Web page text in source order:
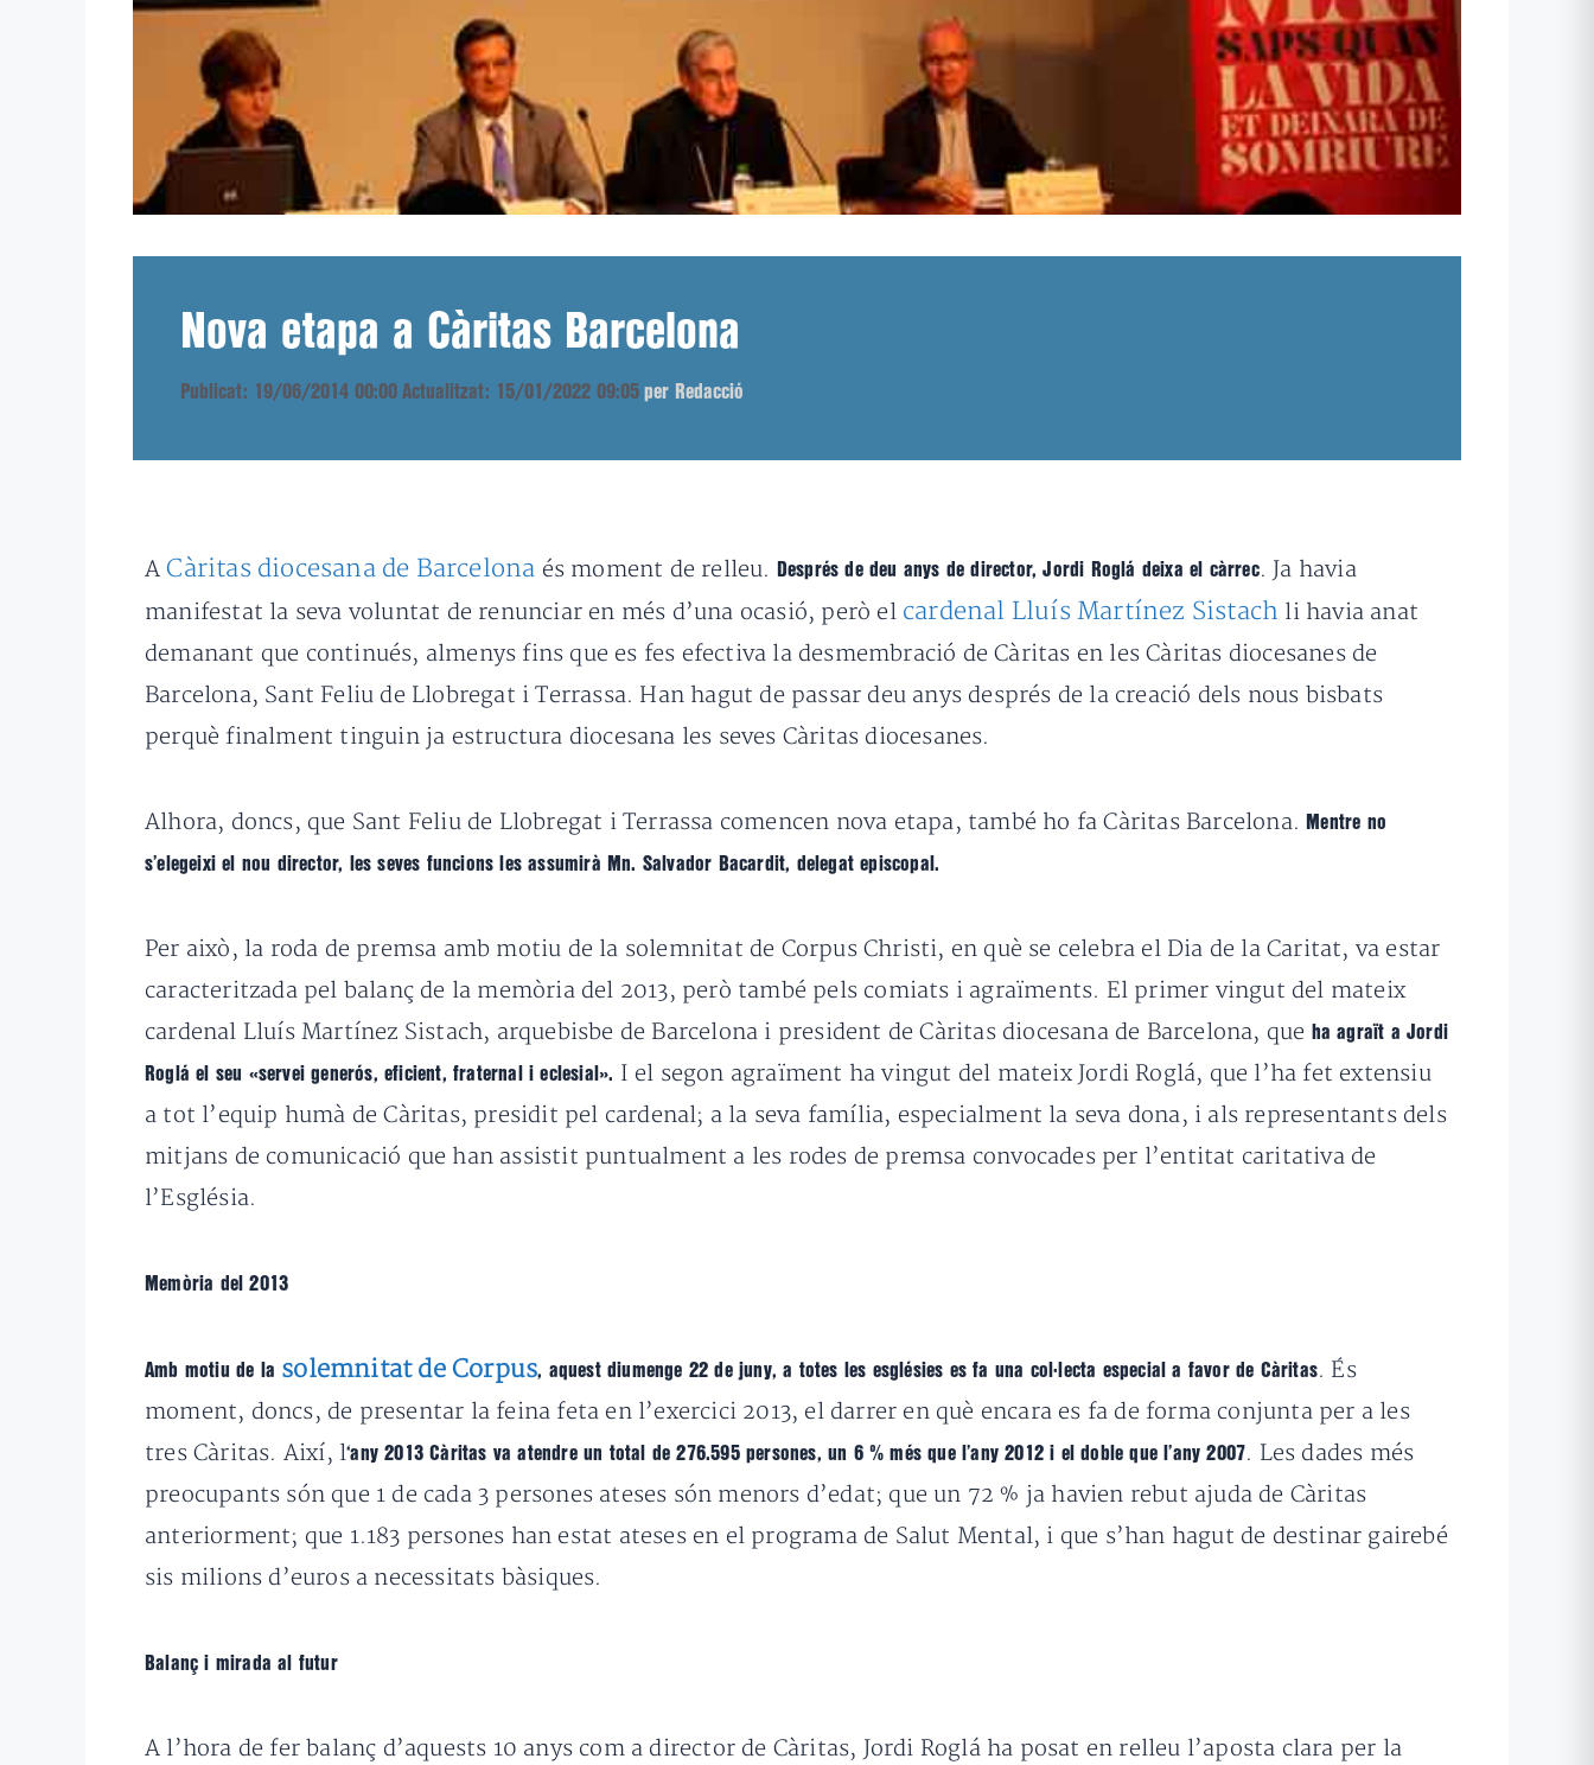
Nova etapa a Càritas Barcelona
Publicat: 19/06/2014 00:00 Actualitzat: 15/01/2022 09:05 per Redacció
ACàritas diocesana de Barcelona és moment de relleu. Després de deu anys de director, Jordi Roglá deixa el càrrec. Ja havia
manifestat la seva voluntat de renunciar en més d’una ocasió, però el cardenal Lluís Martínez Sistach li havia anat
demanant que continués, almenys fins que es fes efectiva la desmembració de Càritas en les Càritas diocesanes de
Barcelona, Sant Feliu de Llobregat i Terrassa. Han hagut de passar deu anys després de la creació dels nous bisbats
perquè finalment tinguin ja estructura diocesana les seves Càritas diocesanes.
Alhora, doncs, que Sant Feliu de Llobregat i Terrassa comencen nova etapa, també ho fa Càritas Barcelona.Mentre no
s’elegeixi el nou director, les seves funcions les assumirà Mn. Salvador Bacardit, delegat episcopal.
Per això, la roda de premsa amb motiu de la solemnitat de Corpus Christi, en què se celebra el Dia de la Caritat, va estar
caracteritzada pel balanç de la memòria del 2013, però també pels comiats i agraïments. El primer vingut del mateix
cardenal Lluís Martínez Sistach, arquebisbe de Barcelona i president de Càritas diocesana de Barcelona, que
ha agraït a Jordi
Roglá el seu «servei generós, eficient, fraternal i eclesial». I el segon agraïment ha vingut del mateix Jordi Roglá, que l’ha fet extensiu
a tot l’equip humà de Càritas, presidit pel cardenal; a la seva família, especialment la seva dona, i als representants dels
mitjans de comunicació que han assistit puntualment a les rodes de premsa convocades per l’entitat caritativa de
l’Església.
Memòria del 2013
Amb motiu de la solemnitat de Corpus, aquest diumenge 22 de juny, a totes les esglésies es fa una col·lecta especial a favor de Càritas. És
moment, doncs, de presentar la feina feta en l’exercici 2013, el darrer en què encara es fa de forma conjunta per a les
tres Càritas. Així, l‘any 2013 Càritas va atendre un total de 276.595 persones, un 6 % més que l’any 2012 i el doble que l’any 2007. Les dades més
preocupants són que 1 de cada 3 persones ateses són menors d’edat; que un 72 % ja havien rebut ajuda de Càritas
anteriorment; que 1.183 persones han estat ateses en el programa de Salut Mental, i que s’han hagut de destinar gairebé
sis milions d’euros a necessitats bàsiques.
Balanç i mirada al futur
A l’hora de fer balanç d’aquests 10 anys com a director de Càritas, Jordi Roglá ha posat en relleu l’aposta clara per la